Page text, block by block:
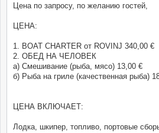
Цена по запросу, по желанию гостей,
ЦЕНА:
1. BOAT CHARTER от ROVINJ 340,00 €
2. ОБЕД НА ЧЕЛОВЕК
а) Смешивание (рыба, мясо) 13,00 €
б) Рыба на гриле (качественная рыба)
ЦЕНА ВКЛЮЧАЕТ:
Лодка, шкипер, топливо, портовые